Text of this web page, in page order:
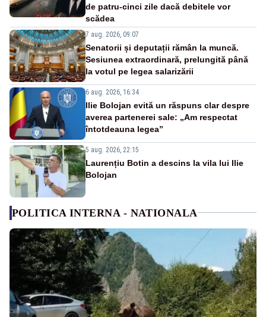
de patru-cinci zile dacă debitele vor
scădea
7 aug. 2026, 09:07
Senatorii și deputații rămân la muncă.
Sesiunea extraordinară, prelungită până
la votul pe legea salarizării
6 aug. 2026, 16:34
Ilie Bolojan evită un răspuns clar despre
averea partenerei sale: „Am respectat
întotdeauna legea”
5 aug. 2026, 22:15
Laurențiu Botin a descins la vila lui Ilie
Bolojan
POLITICA INTERNA - NATIONALA